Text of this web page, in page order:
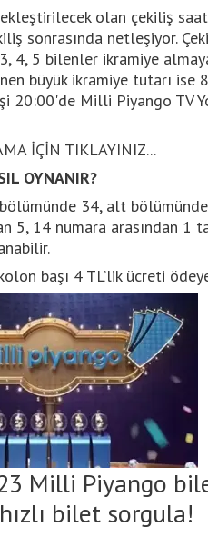
olan çekiliş
sonrasında netleşiyor.
4, 5 bilenler ikramiye
büyük ikramiye tutarı ise
20:00'de Milli Piyango TV
İÇİN TIKLAYINIZ...
OYNANIR?
34, alt
5, 14 numara arasından 1
başı 4 TL’lik ücreti
Milli Piyango
bilet sorgula!